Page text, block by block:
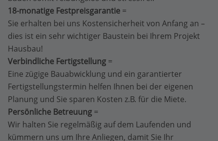
18-monatige Festpreisgarantie =
Sie erhalten bei uns Kostensicherheit von Anfang an –
dies ist ein sehr wichtiger Baustein bei Ihrem Projekt
Hausbau!
Verbindliche Fertigstellung =
Eine zügige Bauabwicklung und ein garantierter
Fertigstellungstermin helfen Ihnen bei der eigenen
Planung und Sie sparen Kosten z.B. für die Miete.
Persönliche Betreuung =
Wir halten Sie regelmäßig auf dem Laufenden und
kümmern uns um Ihre Anliegen, damit Sie Ihr